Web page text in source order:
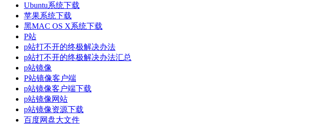
Ubuntu系统下载
苹果系统下载
黑MAC OS X系统下载
P站
p站打不开的终极解决办法
p站打不开的终极解决办法汇总
p站镜像
P站镜像客户端
p站镜像客户端下载
p站镜像网站
p站镜像资源下载
百度网盘大文件